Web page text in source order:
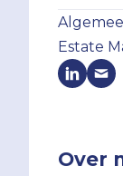
Estate
Over